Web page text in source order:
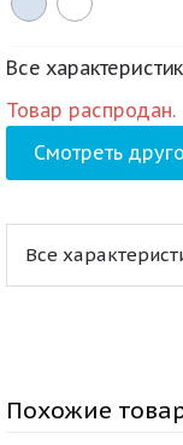
Все
Товар распродан.
Смотреть
Все
Похожие